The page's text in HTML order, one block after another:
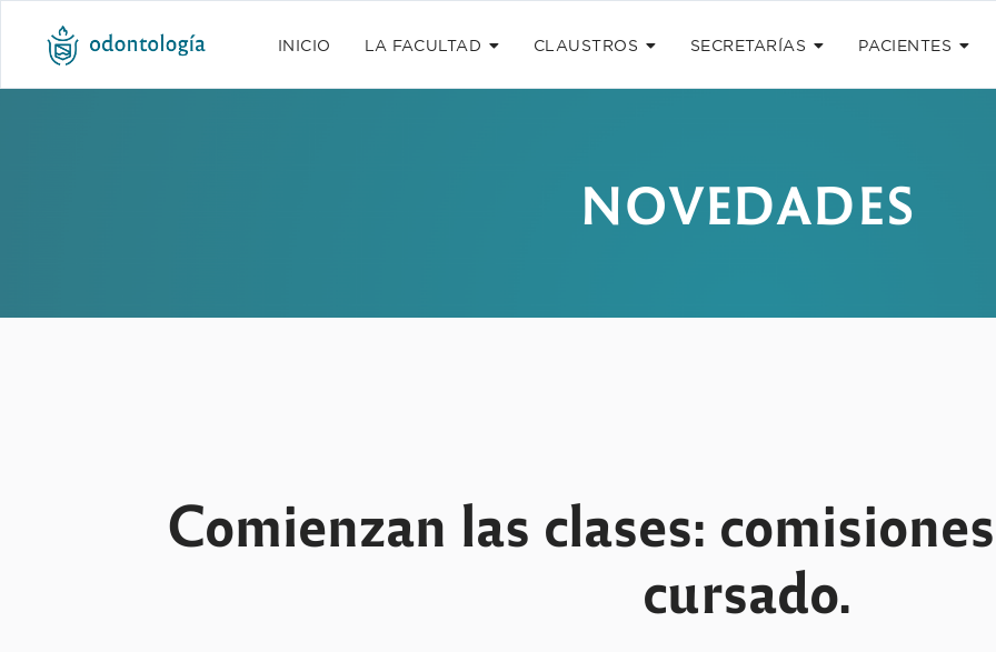
INICIO LA FACULTAD CLAUSTROS SECRETARÍAS PACIENTES
NOVEDADES
Comienzan las clases:
cursado.